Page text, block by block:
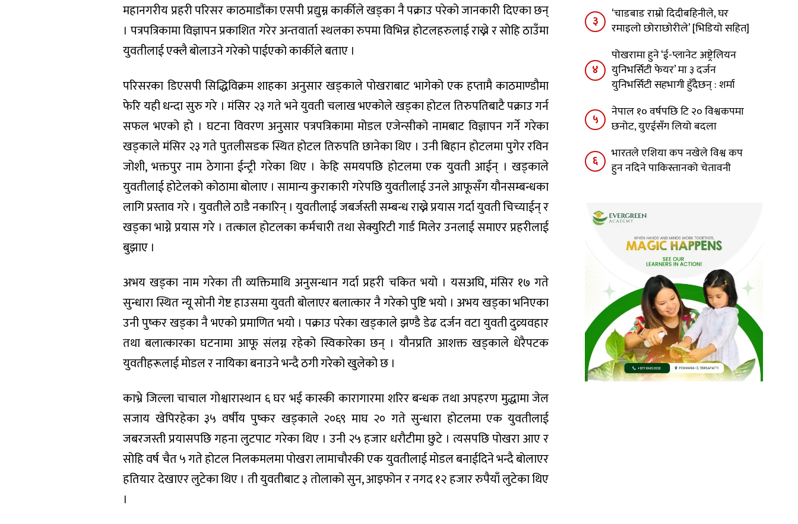
महानगरीय प्रहरी परिसर काठमाडौंका एसपी प्रद्युम्न कार्कीले खड्का नै पक्राउ परेको जानकारी दिएका छन्
। पत्रपत्रिकामा विज्ञापन प्रकाशित गरेर अन्तवार्ता स्थलका रुपमा विभिन्न होटलहरुलाई राख्ने र सोहि ठाउँमा
युवतीलाई एक्लै बोलाउने गरेको पाईएको कार्कीले बताए ।
परिसरका डिएसपी सिद्धिविक्रम शाहका अनुसार खड्काले पोखराबाट भागेको एक हप्तामै काठमाण्डौमा
फेरि यही धन्दा सुरु गरे । मंसिर २३ गते भने युवती चलाख भएकोले खड्का होटल तिरुपतिबाटै पक्राउ गर्न
सफल भएको हो । घटना विवरण अनुसार पत्रपत्रिकामा मोडल एजेन्सीको नामबाट विज्ञापन गर्ने गरेका
खड्काले मंसिर २३ गते पुतलीसडक स्थित होटल तिरुपति छानेका थिए । उनी बिहान होटलमा पुगेर रविन
जोशी, भक्तपुर नाम ठेगाना ईन्ट्री गरेका थिए । केहि समयपछि होटलमा एक युवती आईन् । खड्काले
युवतीलाई होटेलको कोठामा बोलाए । सामान्य कुराकारी गरेपछि युवतीलाई उनले आफूसँग यौनसम्बन्धका
लागि प्रस्ताव गरे । युवतीले ठाडै नकारिन् । युवतीलाई जबर्जस्ती सम्बन्ध राख्ने प्रयास गर्दा युवती चिच्याईन् र
खड्का भाग्ने प्रयास गरे । तत्काल होटलका कर्मचारी तथा सेक्युरिटी गार्ड मिलेर उनलाई समाएर प्रहरीलाई
बुझाए ।
अभय खड्का नाम गरेका ती व्यक्तिमाथि अनुसन्धान गर्दा प्रहरी चकित भयो । यसअघि, मंसिर १७ गते
सुन्धारा स्थित न्यू सोनी गेष्ट हाउसमा युवती बोलाएर बलात्कार नै गरेको पुष्टि भयो । अभय खड्का भनिएका
उनी पुष्कर खड्का नै भएको प्रमाणित भयो । पक्राउ परेका खड्काले झण्डै डेढ दर्जन वटा युवती दुव्र्यवहार
तथा बलात्कारका घटनामा आफू संलग्न रहेको स्विकारेका छन् । यौनप्रति आशक्त खड्काले धेरैपटक
युवतीहरूलाई मोडल र नायिका बनाउने भन्दै ठगी गरेको खुलेको छ ।
काभ्रे जिल्ला चाचाल गोश्वारास्थान ६ घर भई कास्की कारागारमा शरिर बन्धक तथा अपहरण मुद्धामा जेल
सजाय खेपिरहेका ३५ वर्षीय पुष्कर खड्काले २०६९ माघ २० गते सुन्धारा होटलमा एक युवतीलाई
जबरजस्ती प्रयासपछि गहना लुटपाट गरेका थिए । उनी २५ हजार धरौटीमा छुटे । त्यसपछि पोखरा आए र
सोहि वर्ष चैत ५ गते होटल निलकमलमा पोखरा लामाचौरकी एक युवतीलाई मोडल बनाईदिने भन्दै बोलाएर
हतियार देखाएर लुटेका थिए । ती युवतीबाट ३ तोलाको सुन, आइफोन र नगद १२ हजार रुपैयाँ लुटेका थिए
।
३
‘चाडबाड राम्राे दिदीबहिनीले, घर
रमाइलो छोराछाेरीले’ [भिडियो सहित]
४
पोखरामा हुने ‘ई-प्लानेट अष्ट्रेलियन
युनिभर्सिटी फेयर’ मा ३ दर्जन
युनिभर्सिटी सहभागी हुँदैछन् : शर्मा
५
नेपाल १० वर्षपछि टि २० विश्वकपमा
छनोट, युएईसँग लियो बदला
६
भारतले एशिया कप नखेले विश्व कप
हुन नदिने पाकिस्तानको चेतावनी